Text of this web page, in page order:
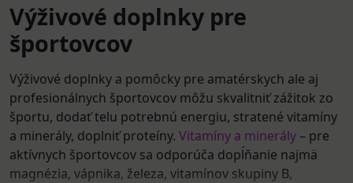
Výživové doplnky pre
športovcov
Výživové doplnky a pomôcky pre amatérskych ale aj
profesionálnych športovcov môžu skvalitniť zážitok zo
športu, dodať telu potrebnú energiu, stratené vitamíny
a minerály, doplniť proteíny. Vitamíny a minerály – pre
aktívnych športovcov sa odporúča dopĺňanie najmä
magnézia, vápnika, železa, vitamínov skupiny B,